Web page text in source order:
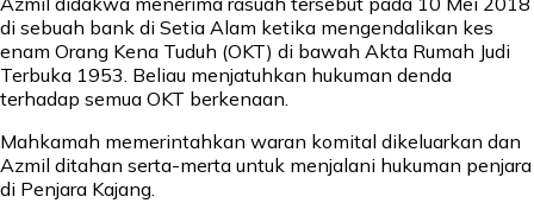
di sebuah bank di Setia Alam ketika mengendalikan kes
enam Orang Kena Tuduh (OKT) di bawah Akta Rumah Judi
Terbuka 1953. Beliau menjatuhkan hukuman denda
terhadap semua OKT berkenaan.
Mahkamah memerintahkan waran komital dikeluarkan dan
Azmil ditahan serta-merta untuk menjalani hukuman penjara
di Penjara Kajang.